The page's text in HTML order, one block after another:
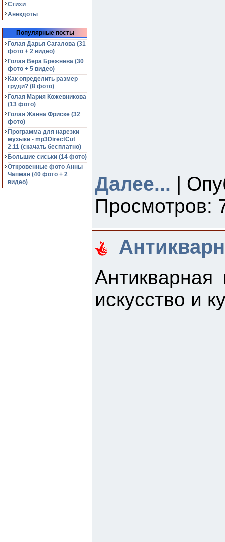
Стихи
Анекдоты
Популярные посты
Голая Дарья Сагалова (31
фото + 2 видео)
Голая Вера Брежнева (30
фото + 5 видео)
Как определить размер
груди? (8 фото)
Голая Мария Кожевникова
(13 фото)
Голая Жанна Фриске (32
фото)
Программа для нарезки
музыки - mp3DirectCut
2.11 (cкачать бесплатно)
Большие сиськи (14 фото)
Откровенные фото Анны
Чапман (40 фото + 2
видео)
Далее... |
Просмотров:
искусство и